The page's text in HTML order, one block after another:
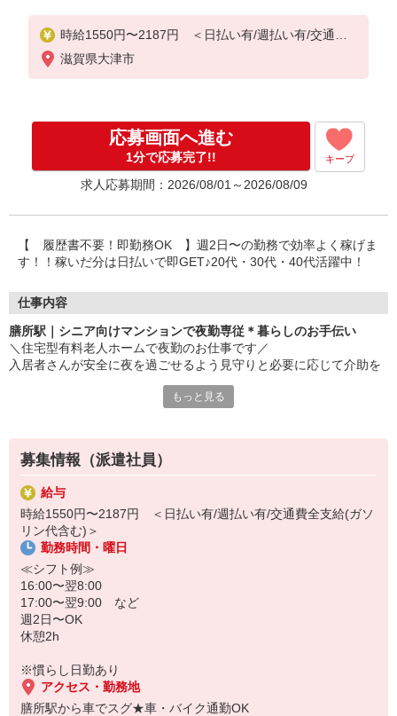
時給1550円〜2187円 ＜日払い有/週払い有/交通費
全支給(ガソリン代含む)＞
滋賀県大津市
応募画面へ進む
1分で応募完了!! キープ
求人応募期間：2026/08/01～2026/08/09
【 履歴書不要！即勤務OK 】週2日〜の勤務で効率よく稼げま
す！！稼いだ分は日払いで即GET♪20代・30代・40代活躍中！
仕事内容
膳所駅｜シニア向けマンションで夜勤専従＊暮らしのお手伝い
＼住宅型有料老人ホームで夜勤のお仕事です／
入居者さんが安全に夜を過ごせるよう見守りと必要に応じて介助を
残業手当含む）
≪お仕事内容≫
・夜間巡回
・入居者さんの安否確認
・簡単な事務作業
・生活介助 など
★夜勤専従のいいところ★
・日中より静かで落ち着いている
・人間関係が少ない
・夜勤手当がつく
「夜勤でガッツリ稼ぎたい」「少人数で黙々と働きたい」という方
にオススメな求人です♪
もっと見る
募集情報（派遣社員）
給与
時給1550円〜2187円 ＜日払い有/週払い有/交通費全支給(ガソ
リン代含む)＞
勤務時間・曜日
≪シフト例≫
16:00〜翌8:00
17:00〜翌9:00 など
週2日〜OK
休憩2h
※慣らし日勤あり
アクセス・勤務地
膳所駅から車でスグ★車・バイク通勤OK